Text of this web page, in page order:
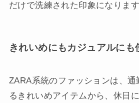
だけで洗練された印象になります
きれいめにもカジュアルにも
ZARA系統のファッションは、通
るきれいめアイテムから、休日